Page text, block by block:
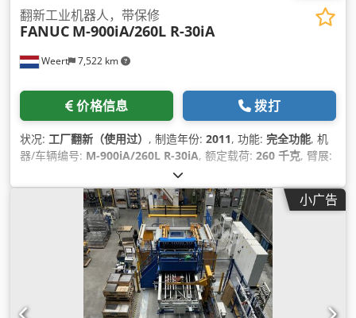
Weert 7,522 km
翻新工业机器人，带保修
FANUC M-900iA/260L R-30iA
价格信息 拨打
状况: 工厂翻新（使用过） , 制造年份: 2011, 功能: 完全功能, 机
器/车辆编号: M-900iA/260L R-30iA, 额定载荷: 260 千克, 臂展:
Fanuc
制造商:Fanuc, 设备:文档 / 手册,
小广告